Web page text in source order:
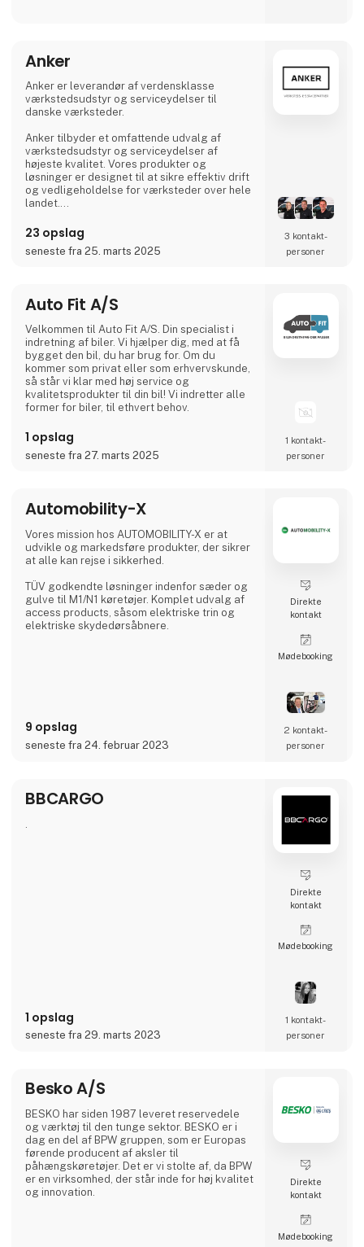
flere. Vi lægger vægt på uddannelser af høj
kvalitet, og et hø
Anker
Anker er leverandør af verdensklasse
værkstedsudstyr og serviceydelser til
danske værksteder.
Anker tilbyder et omfattende udvalg af
værkstedsudstyr og serviceydelser af
højeste kvalitet. Vores produkter og
løsninger er designet til at sikre effektiv drift
og vedligeholdelse for værksteder over hele
landet.
Vi er drevet af en passion for at forbedre
hverdagen i værkstederne. Vores
engagement i sikkerhed, kundetilfredshed og
værksted i verdensklasse. Værksteder i
verdensklasse har de bedste arbejdsforhold,
og k
23 opslag
seneste fra 25. marts 2025
3 kontakt­
personer
Auto Fit A/S
Velkommen til Auto Fit A/S. Din specialist i
indretning af biler. Vi hjælper dig, med at få
bygget den bil, du har brug for. Om du
kommer som privat eller som erhvervskunde,
så står vi klar med høj service og
kvalitetsprodukter til din bil! Vi indretter alle
former for biler, til ethvert behov.
1 opslag
seneste fra 27. marts 2025
1 kontakt­
personer
Automobility-X
Vores mission hos AUTOMOBILITY-X er at
udvikle og markedsføre produkter, der sikrer
at alle kan rejse i sikkerhed.
TÜV godkendte løsninger indenfor sæder og
gulve til M1/N1 køretøjer. Komplet udvalg af
access products, såsom elektriske trin og
elektriske skydedørsåbnere.
9 opslag
seneste fra 24. februar 2023
Direkte
kontakt
Møde­booking
2 kontakt­
personer
BBCARGO
1 opslag
seneste fra 29. marts 2023
Direkte
kontakt
Møde­booking
1 kontakt­
personer
Besko A/S
BESKO har siden 1987 leveret reservedele
og værktøj til den tunge sektor. BESKO er i
dag en del af BPW gruppen, som er Europas
førende producent af aksler til
påhængskøretøjer. Det er vi stolte af, da BPW
er en virksomhed, der står inde for høj kvalitet
og innovation.
Direkte
kontakt
Møde­booking